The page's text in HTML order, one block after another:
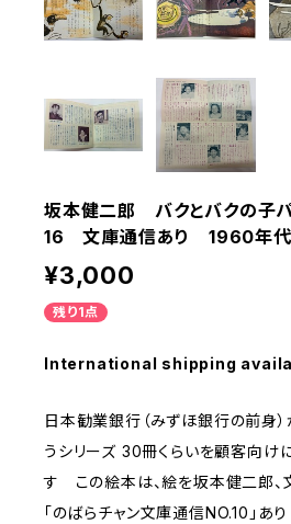
坂本健二郎 バクとバクの子
16 文庫通信あり 1960年
¥3,000
残り1点
International shipping
日本勧業銀行（みずほ銀行の前身
うシリーズ 30冊くらいを顧客向
す この絵本は、絵を坂本健二郎
「のばらチャン文庫通信NO.10